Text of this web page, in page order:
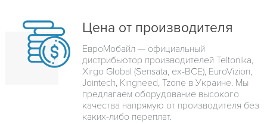
Цена от производителя
ЕвроМобайл — официальный
дистрибьютор производителей Teltonika,
Xirgo Global (Sensata, ex-BCE), EuroVizion,
Jointech, Kingneed, Tzone в Украине. Мы
предлагаем оборудование высокого
качества напрямую от производителя без
каких-либо переплат.